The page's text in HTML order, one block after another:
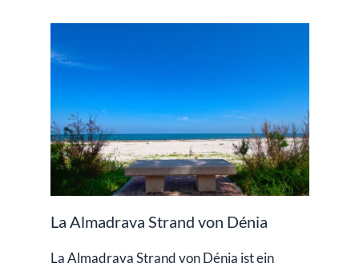
La Almadrava Strand von Dénia
La Almadrava Strand von Dénia ist ein